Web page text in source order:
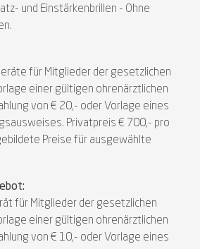
und Einstärkenbrillen - Ohne
für Mitglieder der gesetzlichen
einer gültigen ohrenärztlichen
von € 20,- oder Vorlage eines
Privatpreis € 700,- pro
Preise für ausgewählte
für Mitglieder der gesetzlichen
einer gültigen ohrenärztlichen
von € 10,- oder Vorlage eines